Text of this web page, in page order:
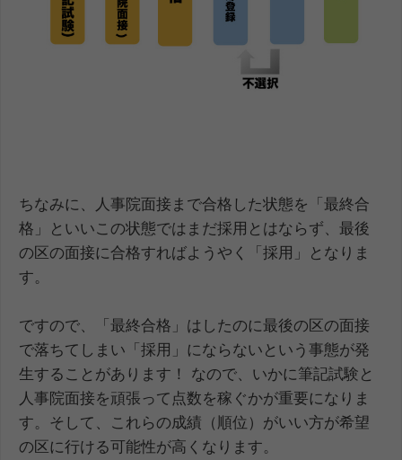
ちなみに、人事院面接まで合格した状態を「最終合
格」といいこの状態ではまだ採用とはならず、最後
の区の面接に合格すればようやく「採用」となりま
す。
ですので、「最終合格」はしたのに最後の区の面接
で落ちてしまい「採用」にならないという事態が発
生することがあります！ なので、いかに筆記試験と
人事院面接を頑張って点数を稼ぐかが重要になりま
す。そして、これらの成績（順位）がいい方が希望
の区に行ける可能性が高くなります。